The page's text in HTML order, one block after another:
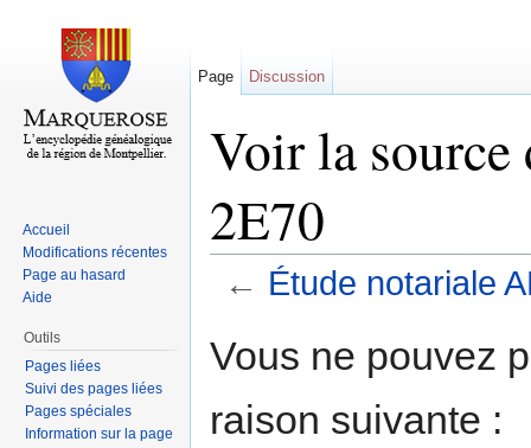
Voir la
2E70
← Étude notariale
Vous ne pouvez
raison suivante :
Page Discussion
Accueil
Modifications récentes
Page au hasard
Aide
Outils
Pages liées
Suivi des pages liées
Pages spéciales
Information sur la page